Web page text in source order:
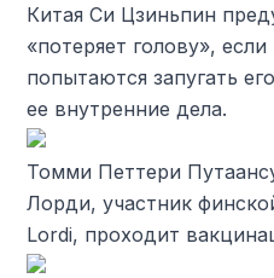
Китая Си Цзиньпин
«потеряет голову»,
попытаются запугать
ее внутренние дела.
Томми Петтери
Лорди, участник
Lordi, проходит